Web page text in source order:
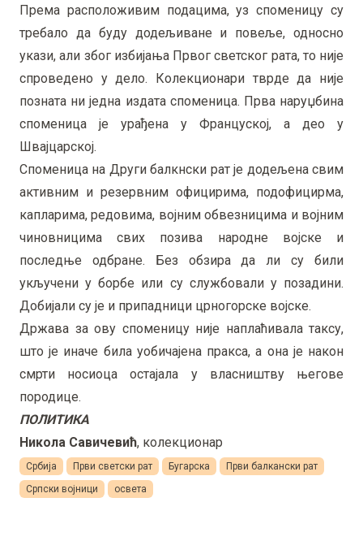
Према расположивим подацима, уз споменицу су
требало да буду додељиване и повеље, односно
укази, али због избијања Првог светског рата, то није
спроведено у дело. Колекционари тврде да није
позната ни једна издата споменица. Прва наруџбина
споменица је урађена у Француској, а део у
Швајцарској.
Споменица на Други балкнски рат је додељена свим
активним и резервним официрима, подофицирма,
капларима, редовима, војним обвезницима и војним
чиновницима свих позива народне војске и
последње одбране. Без обзира да ли су били
укључени у борбе или су службовали у позадини.
Добијали су је и припадници црногорске војске.
Држава за ову споменицу није наплаћивала таксу,
што је иначе била уобичајена пракса, а она је након
смрти носиоца остајала у власништву његове
породице.
ПОЛИТИКА
Никола Савичевић, колекционар
Србија Први светски рат Бугарска
Први балкански рат
Српски војници
освета